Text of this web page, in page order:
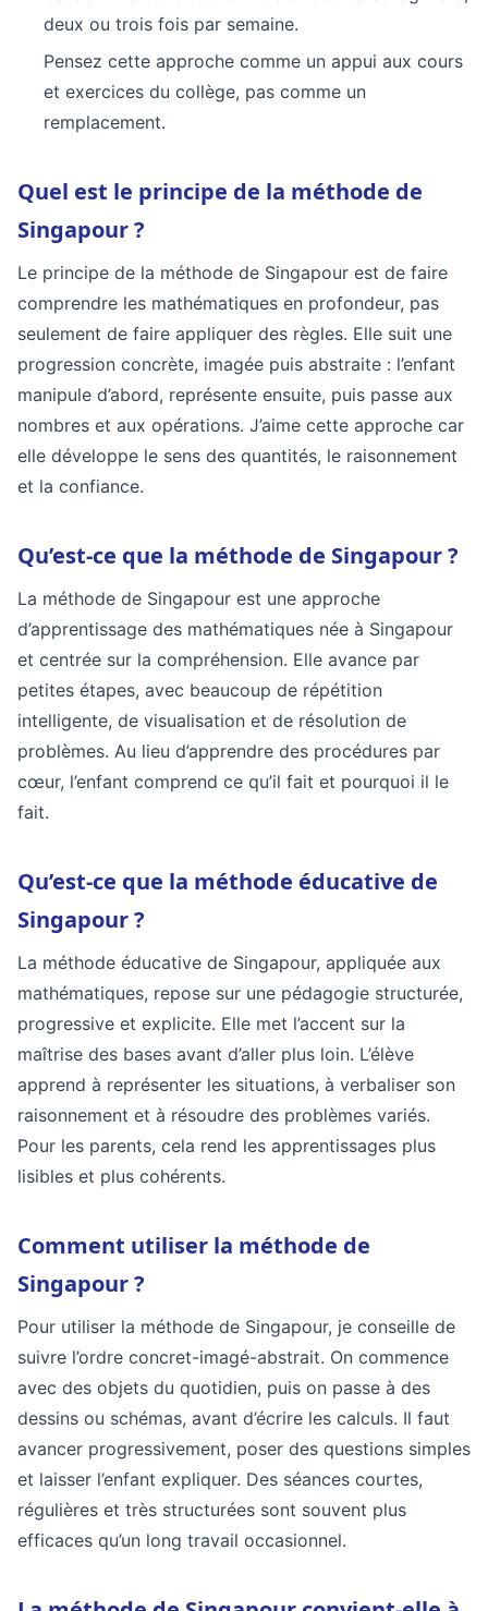
deux ou trois fois par semaine.
Pensez cette approche comme un appui aux cours
et exercices du collège, pas comme un
remplacement.
Quel est le principe de la méthode de
Singapour ?
Le principe de la méthode de Singapour est de faire
comprendre les mathématiques en profondeur, pas
seulement de faire appliquer des règles. Elle suit une
progression concrète, imagée puis abstraite : l’enfant
manipule d’abord, représente ensuite, puis passe aux
nombres et aux opérations. J’aime cette approche car
elle développe le sens des quantités, le raisonnement
et la confiance.
Qu’est-ce que la méthode de Singapour ?
La méthode de Singapour est une approche
d’apprentissage des mathématiques née à Singapour
et centrée sur la compréhension. Elle avance par
petites étapes, avec beaucoup de répétition
intelligente, de visualisation et de résolution de
problèmes. Au lieu d’apprendre des procédures par
cœur, l’enfant comprend ce qu’il fait et pourquoi il le
fait.
Qu’est-ce que la méthode éducative de
Singapour ?
La méthode éducative de Singapour, appliquée aux
mathématiques, repose sur une pédagogie structurée,
progressive et explicite. Elle met l’accent sur la
maîtrise des bases avant d’aller plus loin. L’élève
apprend à représenter les situations, à verbaliser son
raisonnement et à résoudre des problèmes variés.
Pour les parents, cela rend les apprentissages plus
lisibles et plus cohérents.
Comment utiliser la méthode de
Singapour ?
Pour utiliser la méthode de Singapour, je conseille de
suivre l’ordre concret-imagé-abstrait. On commence
avec des objets du quotidien, puis on passe à des
dessins ou schémas, avant d’écrire les calculs. Il faut
avancer progressivement, poser des questions simples
et laisser l’enfant expliquer. Des séances courtes,
régulières et très structurées sont souvent plus
efficaces qu’un long travail occasionnel.